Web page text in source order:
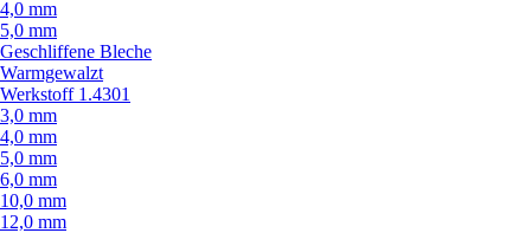
4,0 mm
5,0 mm
Geschliffene Bleche
Warmgewalzt
Werkstoff 1.4301
3,0 mm
4,0 mm
5,0 mm
6,0 mm
10,0 mm
12,0 mm